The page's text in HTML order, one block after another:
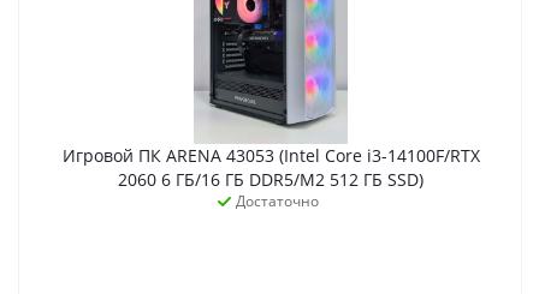
Игровой ПК ARENA 43053 (Intel Core i3-14100F/RTX
2060 6 ГБ/16 ГБ DDR5/M2 512 ГБ SSD)
Достаточно